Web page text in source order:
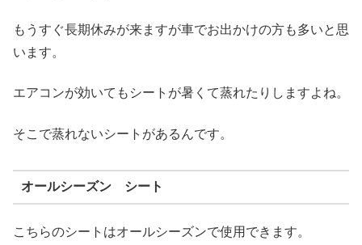
もうすぐ長期休みが来ますが車でお出かけの方も多いと思
います。
エアコンが効いてもシートが暑くて蒸れたりしますよね。
そこで蒸れないシートがあるんです。
オールシーズン シート
こちらのシートはオールシーズンで使用できます。